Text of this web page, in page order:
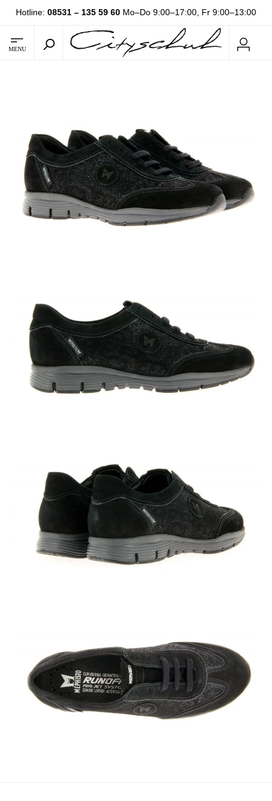
Hotline: 08531 – 135 59 60 Mo–Do 9:00–17:00, Fr 9:00–13:00
MENU